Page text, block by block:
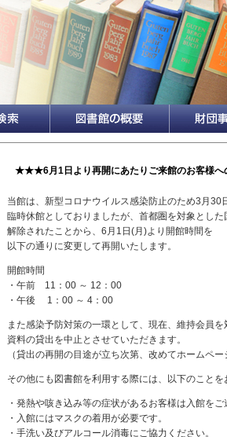
★★★6月1日より再開にあたりご来館のお客様
当館は、新型コロナウイルス感染防止のため3月30
臨時休館としておりましたが、首都圏を対象とし
解除されたことから、6月1日(月)より開館時間を
以下の通りに変更して再開いたします。
開館時間
・午前 11：00 ～ 12：00
・午後 1：00 ～ 4：00
また感染予防対策の一環として、現在、維持会員を
資料の貸出を中止とさせていただきます。
（貸出の再開の目途が立ち次第、改めてホームペ
その他にも図書館を利用する際には、以下のことを
・発熱や咳き込み等の症状があるお客様は入館をご
・入館にはマスクの着用が必要です。
・手洗い及びアルコール消毒にご協力ください。